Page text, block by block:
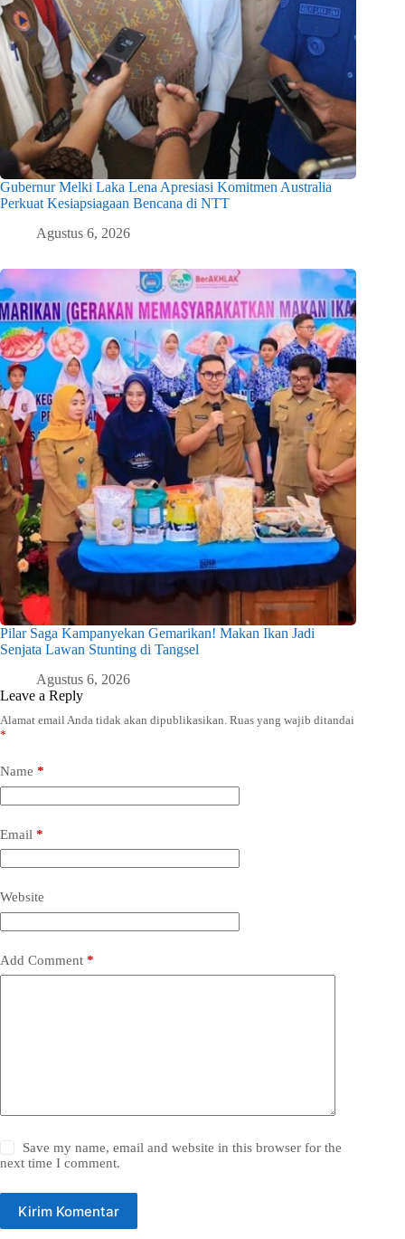
Gubernur Melki Laka Lena Apresiasi Komitmen Australia
Perkuat Kesiapsiagaan Bencana di NTT
Agustus 6, 2026
Pilar Saga Kampanyekan Gemarikan! Makan Ikan Jadi
Senjata Lawan Stunting di Tangsel
Agustus 6, 2026
Leave a Reply
Alamat email Anda tidak akan dipublikasikan. Ruas yang wajib ditandai
*
Name *
Email *
Website
Add Comment *
Save my name, email and website in this browser for the
next time I comment.
Kirim Komentar